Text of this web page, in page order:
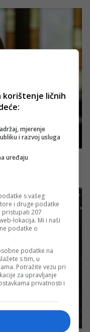
korištenje ličnih
mjerenje
i razvoj usluga
uređaju
s vašeg
i druge podatke
pristupati 207
lokacija. Mi i naši
podatke o
podatke na
s tim, u
Potražite vezu pri
za upravljanje
privatnosti i